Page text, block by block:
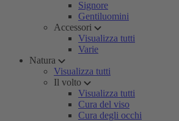
Signore
Gentiluomini
Accessori
Visualizza tutti
Varie
Natura
Visualizza tutti
Il volto
Visualizza tutti
Cura del viso
Cura degli occhi